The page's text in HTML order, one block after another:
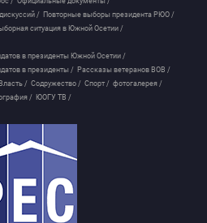
/ Повторные выборы президента РЮО /
ситуация в Южной Осетии /
в президенты Южной Осетии /
в президенты / Рассказы ветеранов ВОВ /
/ Содружество / Спорт / фотогалерея /
/ ЮОГУ ТВ /